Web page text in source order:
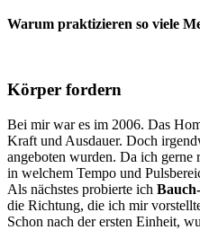
Warum praktizieren so viele
Körper fordern
Bei mir war es im 2006. Das
Kraft und Ausdauer. Doch
angeboten wurden. Da ich gerne
in welchem Tempo und
Als nächstes probierte ich
die Richtung, die ich mir
Schon nach der ersten Einheit,